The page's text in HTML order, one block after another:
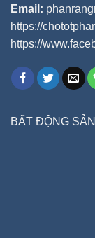
Email:
https://
https://
BẤT ĐỘNG